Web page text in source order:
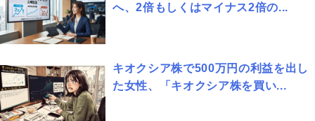
へ、2倍もしくはマイナス2倍の...
キオクシア株で500万円の利益を出し
た女性、「キオクシア株を買い...